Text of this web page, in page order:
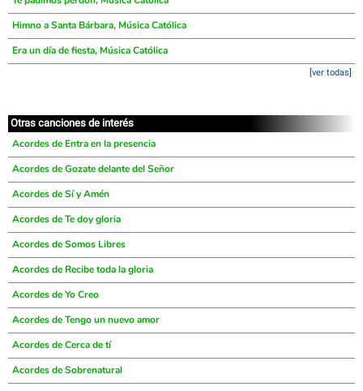
Himno a Santa Bárbara, Música Católica
Era un día de fiesta, Música Católica
[ver todas]
Otras canciones de interés
Acordes de Entra en la presencia
Acordes de Gozate delante del Señor
Acordes de Sí y Amén
Acordes de Te doy gloria
Acordes de Somos Libres
Acordes de Recibe toda la gloria
Acordes de Yo Creo
Acordes de Tengo un nuevo amor
Acordes de Cerca de tí
Acordes de Sobrenatural